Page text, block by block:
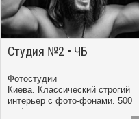
Студия №2 • ЧБ
Фотостудии
Киева. Классический строгий
интерьер с фото-фонами. 500
грн/час